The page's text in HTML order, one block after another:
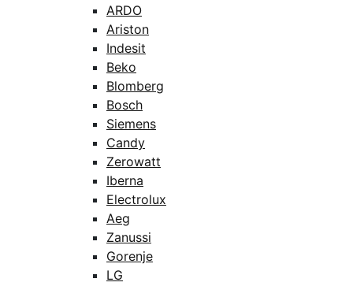
ARDO
Ariston
Indesit
Beko
Blomberg
Bosch
Siemens
Candy
Zerowatt
Iberna
Electrolux
Aeg
Zanussi
Gorenje
LG